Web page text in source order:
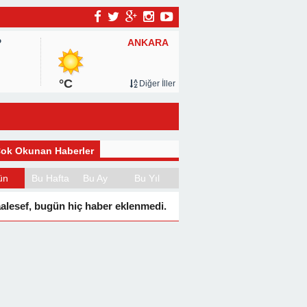
ANKARA
°C Diğer İller
Okunan Haberler
Bu Hafta Bu Ay Bu Yıl
bugün hiç haber eklenmedi.